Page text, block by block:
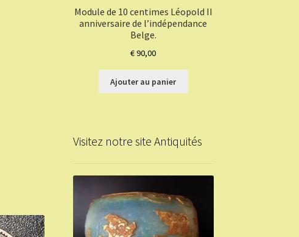
Module de 10 centimes Léopold II
anniversaire de l’indépendance
Belge.
€90,00
Ajouter au panier
Visitez notre site Antiquités